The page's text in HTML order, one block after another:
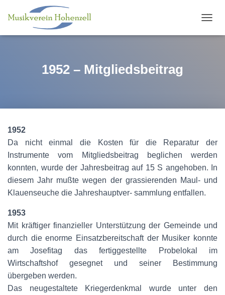
A
S
H
A
L
1952 – Mitgliedsbeitrag
1952
Da nicht einmal die Kosten für die Reparatur der
Instrumente vom Mitgliedsbeitrag beglichen werden
konnten, wurde der Jahresbeitrag auf 15 S angehoben. In
diesem Jahr mußte wegen der grassierenden Maul- und
Klauenseuche die Jahreshauptver- sammlung entfallen.
1953
Mit kräftiger finanzieller Unterstützung der Gemeinde und
durch die enorme Einsatzbereitschaft der Musiker konnte
am Josefitag das fertiggestellte Probelokal im
Wirtschaftshof gesegnet und seiner Bestimmung
übergeben werden.
Das neugestaltete Kriegerdenkmal wurde unter den